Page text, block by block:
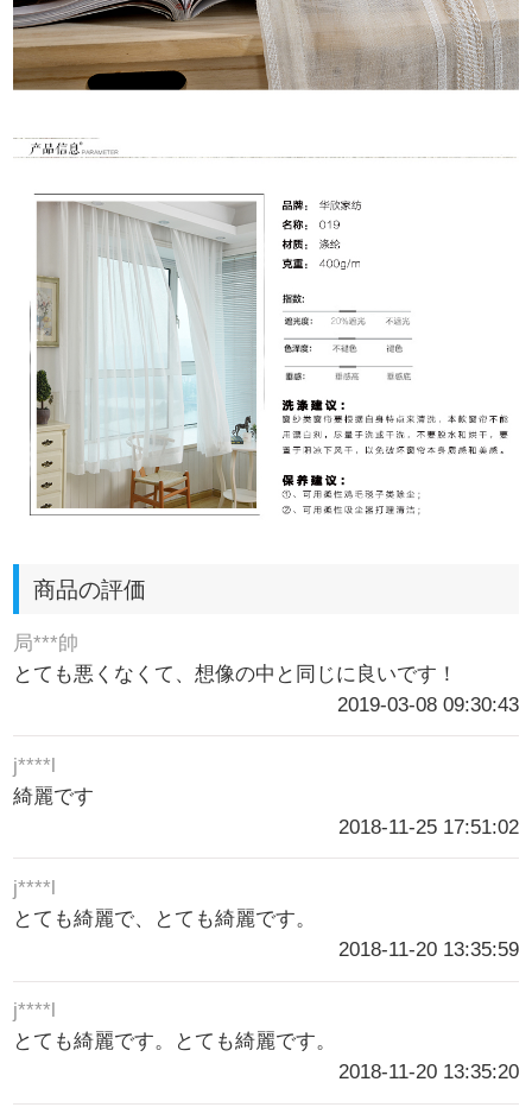
商品の評価
局***帥
とても悪くなくて、想像の中と同じに良いです！
2019-03-08 09:30:43
j****l
綺麗です
2018-11-25 17:51:02
j****l
とても綺麗で、とても綺麗です。
2018-11-20 13:35:59
j****l
とても綺麗です。とても綺麗です。
2018-11-20 13:35:20